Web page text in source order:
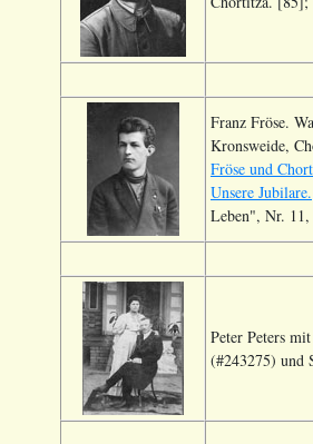
Franz Fröse.
Kronsweide,
Fröse und
Unsere Jubilare.
Leben", Nr.
Peter Peters
(#243275) und